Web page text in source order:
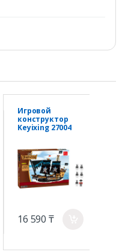
Игровой
конструктор
Keyixing 27004
наборе)
16 590 ₸